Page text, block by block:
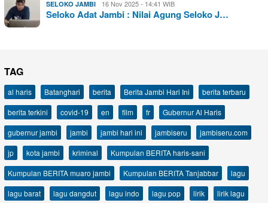
SELOKO JAMBI 16 Nov 2025 - 14:41 WIB
Seloko Adat Jambi : Nilai Agung Seloko J…
TAG
al haris Batanghari berita Berita Jambi Hari Ini
berita terbaru
berita terkini
covid-19 en film fr
Gubernur Al Haris
gubernur jambi
jambi jambi hari ini jambiseru
jambiseru.com
jp
kota jambi kriminal
Kumpulan BERITA haris-sani
Kumpulan BERITA muaro jambi
Kumpulan BERITA Tanjabbar
lagu
lagu barat
lagu dangdut lagu indo lagu pop lirik
lirik lagu